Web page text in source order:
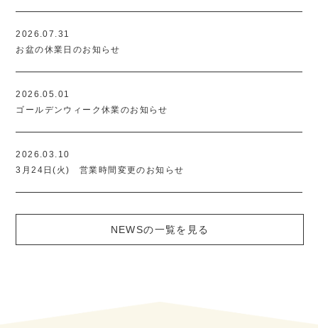
2026.07.31
お盆の休業日のお知らせ
2026.05.01
ゴールデンウィーク休業のお知らせ
2026.03.10
3月24日(火) 営業時間変更のお知らせ
NEWSの一覧を見る